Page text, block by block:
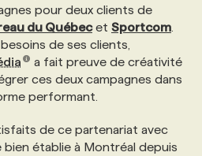
NOUS
NOS FORMATIONS
pour deux clients de
du Québecet Sportcom
de ses clients,
a fait preuve de créativité
ces deux campagnes dans
performant.
de ce partenariat avec
bien établie à Montréal depuis